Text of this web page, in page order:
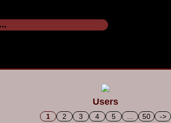
Users
1 2 3 4 5 50 ->